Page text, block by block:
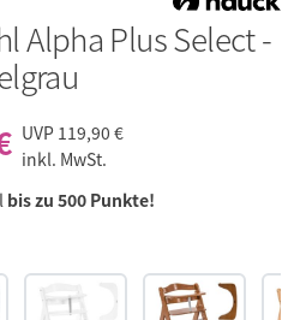
Alpha Plus Select -
UVP 119,90 €
inkl. MwSt.
bis zu 500 Punkte!